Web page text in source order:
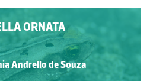
ORNATA
Andrello de Souza